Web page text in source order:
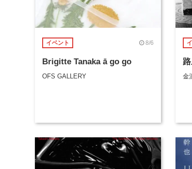
イベント 8/6
Brigitte Tanaka ā go go
OFS GALLERY 金